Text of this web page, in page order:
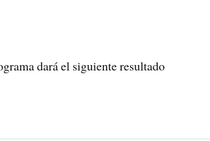
dará el siguiente resultado